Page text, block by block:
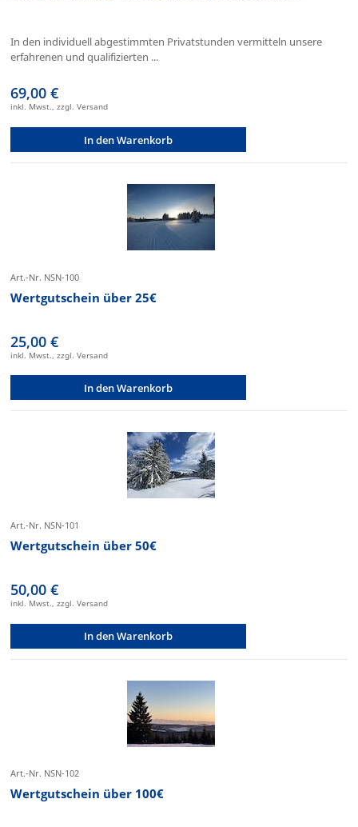
In den individuell abgestimmten Privatstunden vermitteln unsere
erfahrenen und qualifizierten ...
69,00 €
inkl. Mwst., zzgl. Versand
In den Warenkorb
Art.-Nr. NSN-100
Wertgutschein über 25€
25,00 €
inkl. Mwst., zzgl. Versand
In den Warenkorb
Art.-Nr. NSN-101
Wertgutschein über 50€
50,00 €
inkl. Mwst., zzgl. Versand
In den Warenkorb
Art.-Nr. NSN-102
Wertgutschein über 100€